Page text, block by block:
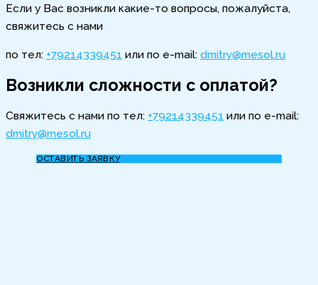
Если у Вас возникли какие-то вопросы, пожалуйста,
свяжитесь с нами
по тел: +79214339451 или по e-mail: dmitry@mesol.ru
Возникли сложности с оплатой?
Cвяжитесь с нами по тел: +79214339451 или по e-mail:
dmitry@mesol.ru
ОСТАВИТЬ ЗАЯВКУ